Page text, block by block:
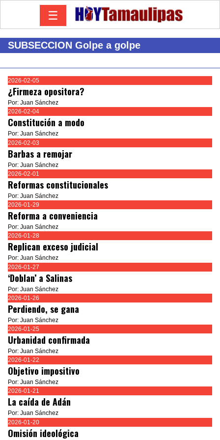
☰
SUBSECCION Golpe a golpe
2026-02-05
¿Firmeza opositora?
Por: Juan Sánchez
2026-02-04
Constitución a modo
Por: Juan Sánchez
2026-02-03
Barbas a remojar
Por: Juan Sánchez
2026-02-01
Reformas constitucionales
Por: Juan Sánchez
2026-01-29
Reforma a conveniencia
Por: Juan Sánchez
2026-01-28
Replican exceso judicial
Por: Juan Sánchez
2026-01-27
‘Doblan’ a Salinas
Por: Juan Sánchez
2026-01-26
Perdiendo, se gana
Por: Juan Sánchez
2026-01-25
Urbanidad confirmada
Por: Juan Sánchez
2026-01-22
Objetivo impositivo
Por: Juan Sánchez
2026-01-21
La caída de Adán
Por: Juan Sánchez
2026-01-20
Omisión ideológica